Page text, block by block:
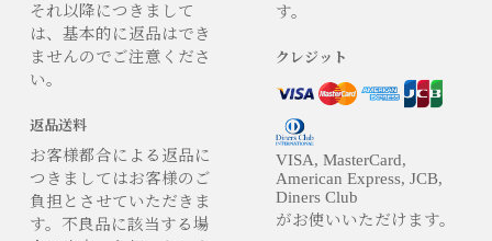
それ以降につきまして
は、基本的に返品はでき
ませんのでご注意くださ
い。
返品送料
お客様都合による返品に
つきましてはお客様のご
負担とさせていただきま
す。不良品に該当する場
す。
クレジット
VISA, MasterCard,
American Express, JCB,
Diners Club
がお使いいただけます。